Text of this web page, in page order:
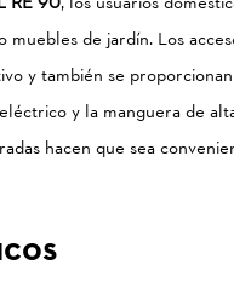
muebles de jardín. Los
y también se
y la manguera de
hacen que sea